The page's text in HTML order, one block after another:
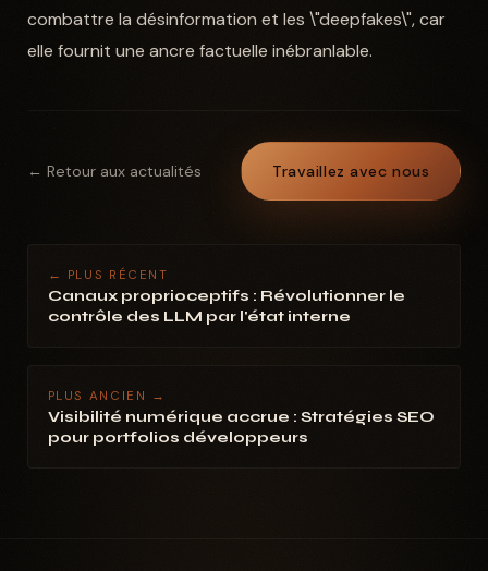
combattre la désinformation et les \"deepfakes\", car
elle fournit une ancre factuelle inébranlable.
← Retour aux actualités Travaillez avec nous
← PLUS RÉCENT
Canaux proprioceptifs : Révolutionner le
contrôle des LLM par l'état interne
PLUS ANCIEN →
Visibilité numérique accrue : Stratégies SEO
pour portfolios développeurs